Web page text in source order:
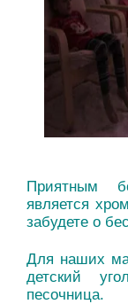
Приятным
является
забудете о
Для наших
детский
песочница.